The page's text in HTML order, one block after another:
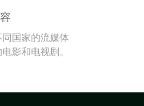
国家的流媒体
影和电视剧。